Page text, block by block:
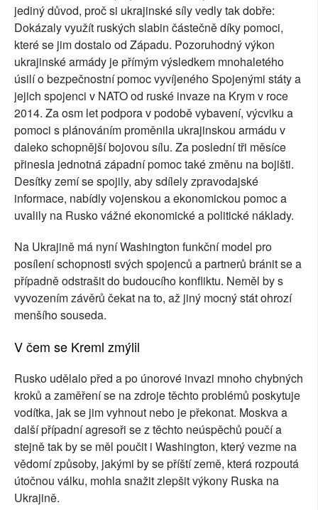
jediný důvod, proč si ukrajinské síly vedly tak dobře:
Dokázaly využít ruských slabin částečně díky pomoci,
které se jim dostalo od Západu. Pozoruhodný výkon
ukrajinské armády je přímým výsledkem mnohaletého
úsilí o bezpečnostní pomoc vyvíjeného Spojenými státy a
jejich spojenci v NATO od ruské invaze na Krym v roce
2014. Za osm let podpora v podobě vybavení, výcviku a
pomoci s plánováním proměnila ukrajinskou armádu v
daleko schopnější bojovou sílu. Za poslední tři měsíce
přinesla jednotná západní pomoc také změnu na bojišti.
Desítky zemí se spojily, aby sdílely zpravodajské
informace, nabídly vojenskou a ekonomickou pomoc a
uvalily na Rusko vážné ekonomické a politické náklady.
Na Ukrajině má nyní Washington funkční model pro
posílení schopnosti svých spojenců a partnerů bránit se a
případně odstrašit do budoucího konfliktu. Neměl by s
vyvozením závěrů čekat na to, až jiný mocný stát ohrozí
menšího souseda.
V čem se Kreml zmýlil
Rusko udělalo před a po únorové invazi mnoho chybných
kroků a zaměření se na zdroje těchto problémů poskytuje
vodítka, jak se jim vyhnout nebo je překonat. Moskva a
další případní agresoři se z těchto neúspěchů poučí a
stejně tak by se měl poučit i Washington, který vezme na
vědomí způsoby, jakými by se příští země, která rozpoutá
útočnou válku, mohla snažit zlepšit výkony Ruska na
Ukrajině.